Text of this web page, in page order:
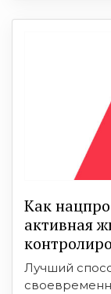
Как
активная
Лучший